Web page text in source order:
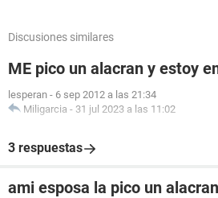
Discusiones similares
ME pico un alacran y estoy
lesperan - 6 sep 2012 a las 21:34
Miligarcia - 31 jul 2023 a las 11:02
3 respuestas
ami esposa la pico un